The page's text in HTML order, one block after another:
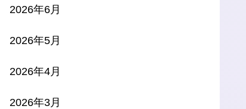
2026年6月
2026年5月
2026年4月
2026年3月